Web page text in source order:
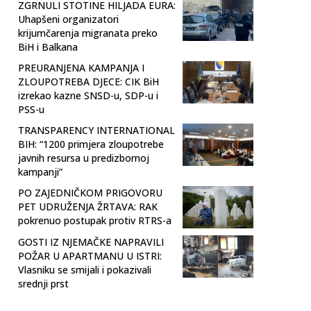
ZGRNULI STOTINE HILJADA EURA:
Uhapšeni organizatori
krijumčarenja migranata preko
BiH i Balkana
PREURANJENA KAMPANJA I
ZLOUPOTREBA DJECE: CIK BiH
izrekao kazne SNSD-u, SDP-u i
PSS-u
TRANSPARENCY INTERNATIONAL
BIH: “1200 primjera zloupotrebe
javnih resursa u predizbornoj
kampanji”
PO ZAJEDNIČKOM PRIGOVORU
PET UDRUŽENJA ŽRTAVA: RAK
pokrenuo postupak protiv RTRS-a
GOSTI IZ NJEMAČKE NAPRAVILI
POŽAR U APARTMANU U ISTRI:
Vlasniku se smijali i pokazivali
srednji prst